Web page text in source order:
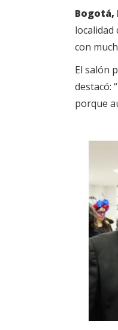
Bogotá,
localidad
con
El salón
destacó:
porque